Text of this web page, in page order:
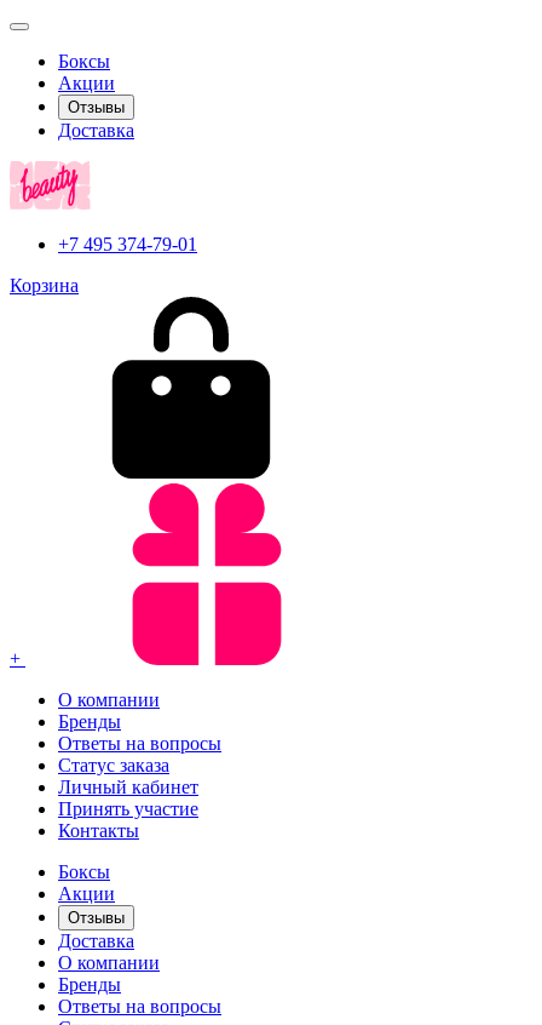
Боксы
Акции
Отзывы
Доставка
+7 495 374-79-01
Корзина
+
О компании
Бренды
Ответы на вопросы
Статус заказа
Личный кабинет
Принять участие
Контакты
Боксы
Акции
Отзывы
Доставка
О компании
Бренды
Ответы на вопросы